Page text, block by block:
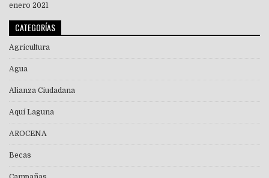
enero 2021
CATEGORÍAS
Agricultura
Agua
Alianza Ciudadana
Aquí Laguna
AROCENA
Becas